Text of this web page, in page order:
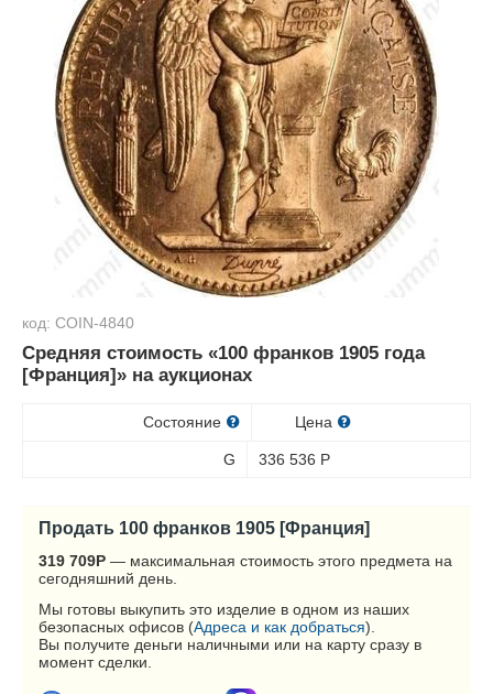
код: COIN-4840
Средняя стоимость «100 франков 1905 года
[Франция]» на аукционах
Состояние Цена
G 336 536 Р
Продать 100 франков 1905 [Франция]
319 709Р — максимальная стоимость этого предмета на
сегодняшний день.
Мы готовы выкупить это изделие в одном из наших
безопасных офисов (Адреса и как добраться).
Вы получите деньги наличными или на карту сразу в
момент сделки.